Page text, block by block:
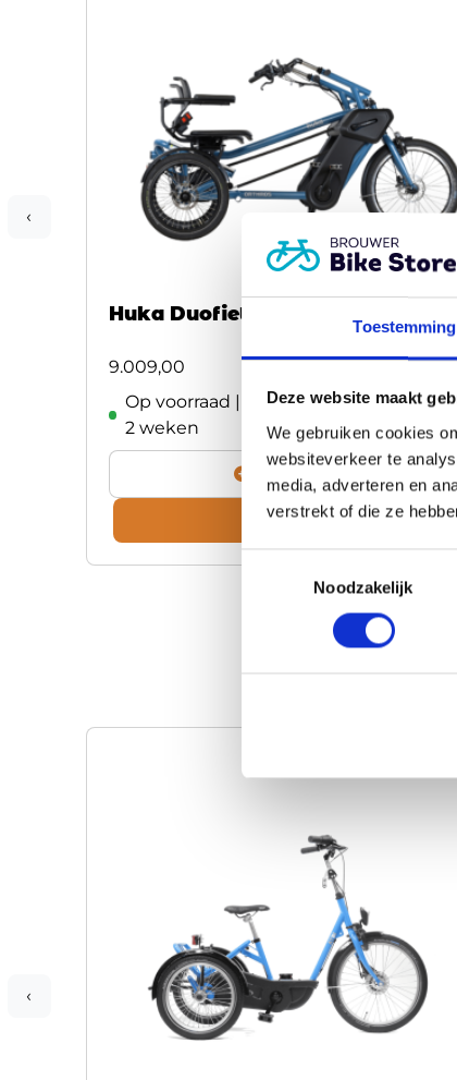
Toestemming
Deze website maakt
We gebruiken cookies
websiteverkeer te
media, adverteren en
verstrekt of die ze
Toestemmingsselectie
Noodzakelijk
Huka Duofiets Orthros
9.009,00
Op voorraad | Meestal leverbaar
2 weken
Vergelijken
Bekijk
‹
‹